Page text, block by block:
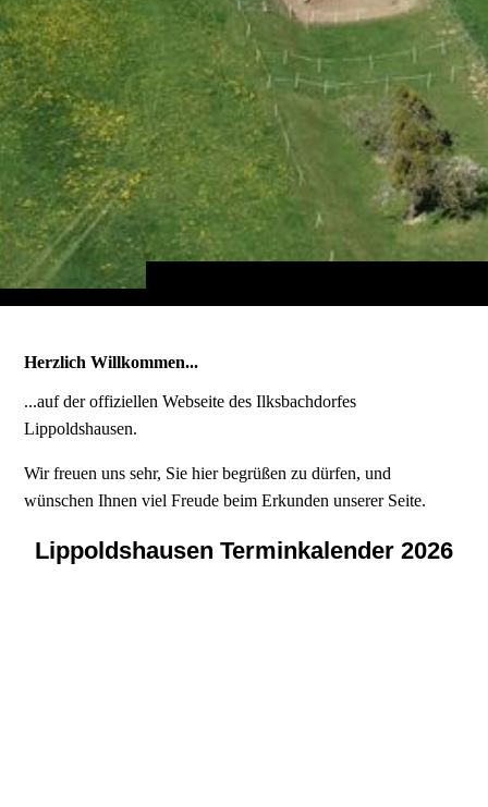
Herzlich Willkommen...
...auf der offiziellen Webseite des Ilksbachdorfes
Lippoldshausen.
Wir freuen uns sehr, Sie hier begrüßen zu dürfen, und
wünschen Ihnen viel Freude beim Erkunden unserer Seite.
Lippoldshausen Terminkalender 2026